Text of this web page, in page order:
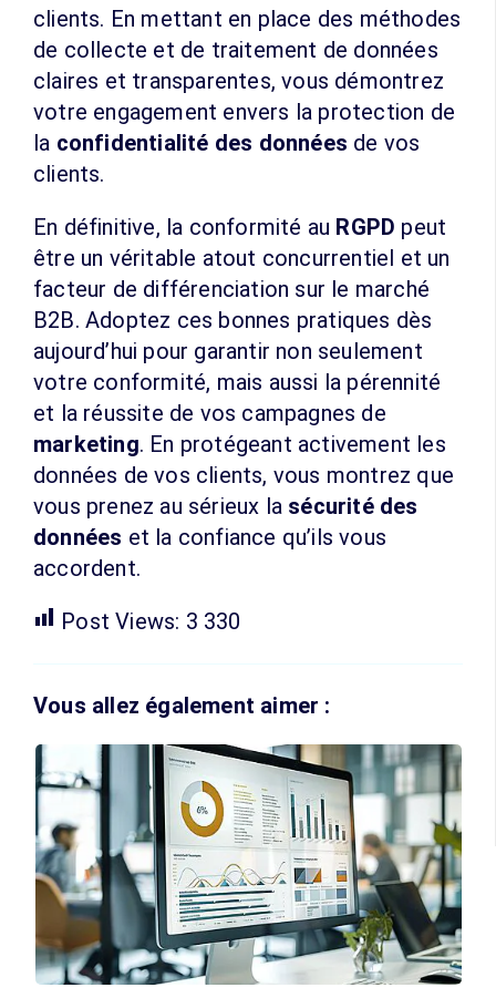
clients. En mettant en place des méthodes
de collecte et de traitement de données
claires et transparentes, vous démontrez
votre engagement envers la protection de
la confidentialité des données de vos
clients.
En définitive, la conformité au RGPD peut
être un véritable atout concurrentiel et un
facteur de différenciation sur le marché
B2B. Adoptez ces bonnes pratiques dès
aujourd’hui pour garantir non seulement
votre conformité, mais aussi la pérennité
et la réussite de vos campagnes de
marketing. En protégeant activement les
données de vos clients, vous montrez que
vous prenez au sérieux la sécurité des
données et la confiance qu’ils vous
accordent.
Post Views: 3 330
Vous allez également aimer :